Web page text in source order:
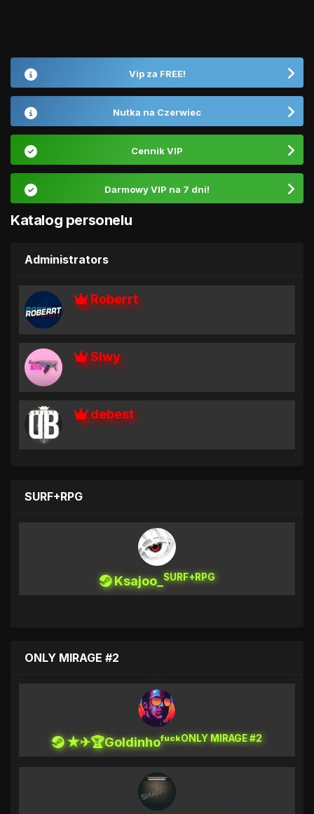
Vip za FREE!
Nutka na Czerwiec
Cennik VIP
Darmowy VIP na 7 dni!
Katalog personelu
Administrators
Roberrt
Siwy
debest
SURF+RPG
Ksajoo_ SURF+RPG
ONLY MIRAGE #2
★✈🏆GoldinhoᶠᵘᶜᵏONLY MIRAGE #2